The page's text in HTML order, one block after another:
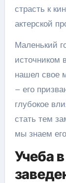
страсть к
актерской
Маленький
источником
нашел свое
– его
глубокое
стать тем
мы знаем
Учеба